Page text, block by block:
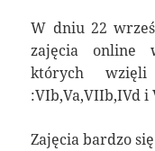
W dniu 22
zajęcia online
których
:VIb,Va,VIIb,IVd i
Zajęcia bardzo